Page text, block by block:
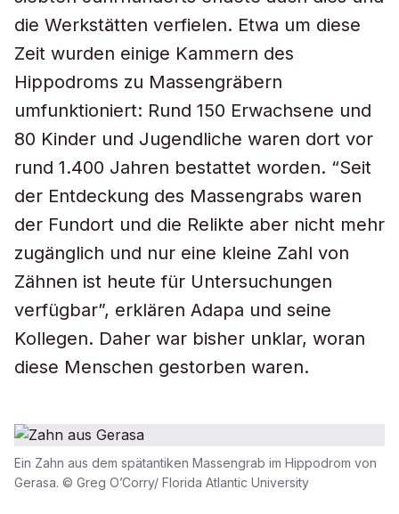
die Werkstätten verfielen. Etwa um diese
Zeit wurden einige Kammern des
Hippodroms zu Massengräbern
umfunktioniert: Rund 150 Erwachsene und
80 Kinder und Jugendliche waren dort vor
rund 1.400 Jahren bestattet worden. “Seit
der Entdeckung des Massengrabs waren
der Fundort und die Relikte aber nicht mehr
zugänglich und nur eine kleine Zahl von
Zähnen ist heute für Untersuchungen
verfügbar”, erklären Adapa und seine
Kollegen. Daher war bisher unklar, woran
diese Menschen gestorben waren.
Ein Zahn aus dem spätantiken Massengrab im Hippodrom von
Gerasa. © Greg O’Corry/ Florida Atlantic University